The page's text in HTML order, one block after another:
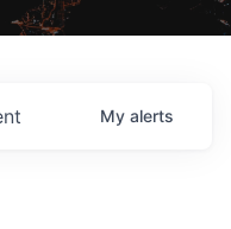
My alerts